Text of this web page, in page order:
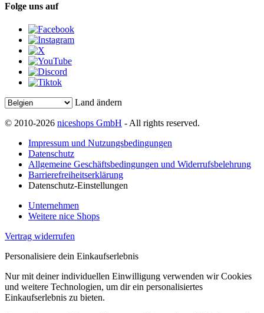
Folge uns auf
Land ändern
© 2010-2026 niceshops GmbH - All rights reserved.
Impressum und Nutzungsbedingungen
Datenschutz
Allgemeine Geschäftsbedingungen und Widerrufsbelehrung
Barrierefreiheitserklärung
Datenschutz-Einstellungen
Unternehmen
Weitere nice Shops
Vertrag widerrufen
Personalisiere dein Einkaufserlebnis
Nur mit deiner individuellen Einwilligung verwenden wir Cookies
und weitere Technologien, um dir ein personalisiertes
Einkaufserlebnis zu bieten.